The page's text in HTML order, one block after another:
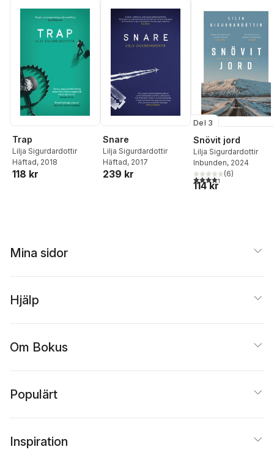
Trap
Lilja Sigurdardottir
Häftad, 2018
118 kr
Snare
Lilja Sigurdardottir
Häftad, 2017
239 kr
Del 3
Snövit jord
Lilja Sigurdardottir
Inbunden, 2024
4,3utav 5 stjärnor.
(6)
114 kr
Mina sidor
Hjälp
Om Bokus
Populärt
Inspiration